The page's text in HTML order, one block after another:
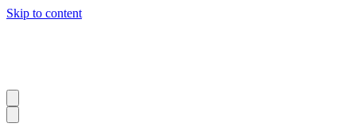
Skip to content